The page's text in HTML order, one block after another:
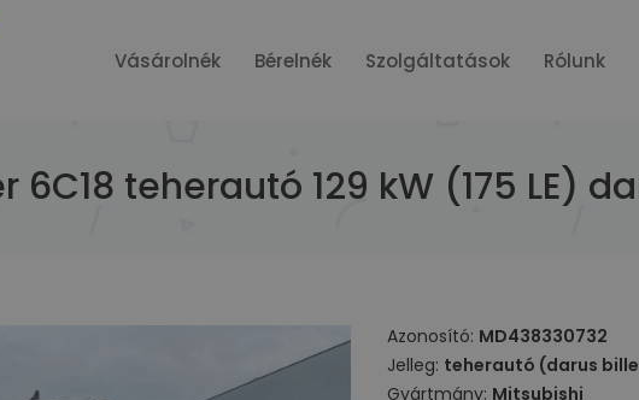
Vásárolnék Bérelnék Szolgáltatások Rólunk
6C18 teherautó 129 kW (175 LE)
Azonosító: MD438330732
Jelleg: teherautó (darus
Gyártmány: Mitsubishi